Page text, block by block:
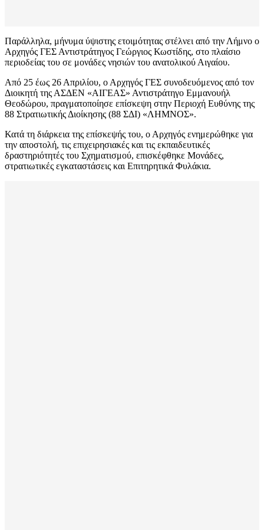
Παράλληλα, μήνυμα ύψιστης ετοιμότητας στέλνει από την Λήμνο ο
Αρχηγός ΓΕΣ Αντιστράτηγος Γεώργιος Κωστίδης, στο πλαίσιο
περιοδείας του σε μονάδες νησιών του ανατολικού Αιγαίου.
Από 25 έως 26 Απριλίου, ο Αρχηγός ΓΕΣ συνοδευόμενος από τον
Διοικητή της ΑΣΔΕΝ «ΑΙΓΕΑΣ» Αντιστράτηγο Εμμανουήλ
Θεοδώρου, πραγματοποίησε επίσκεψη στην Περιοχή Ευθύνης της
88 Στρατιωτικής Διοίκησης (88 ΣΔΙ) «ΛΗΜΝΟΣ».
Κατά τη διάρκεια της επίσκεψής του, ο Αρχηγός ενημερώθηκε για
την αποστολή, τις επιχειρησιακές και τις εκπαιδευτικές
δραστηριότητές του Σχηματισμού, επισκέφθηκε Μονάδες,
στρατιωτικές εγκαταστάσεις και Επιτηρητικά Φυλάκια.